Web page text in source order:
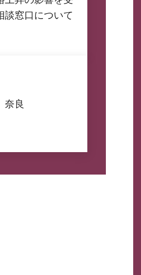
談窓口について
奈良